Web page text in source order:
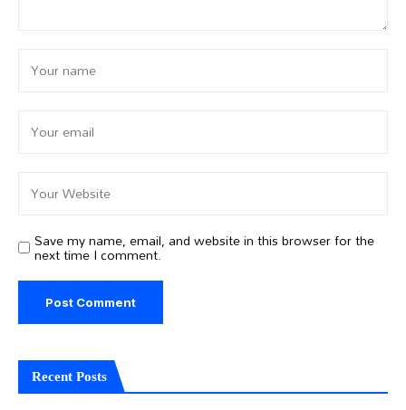
Save my name, email, and website in this browser for the
next time I comment.
Recent Posts